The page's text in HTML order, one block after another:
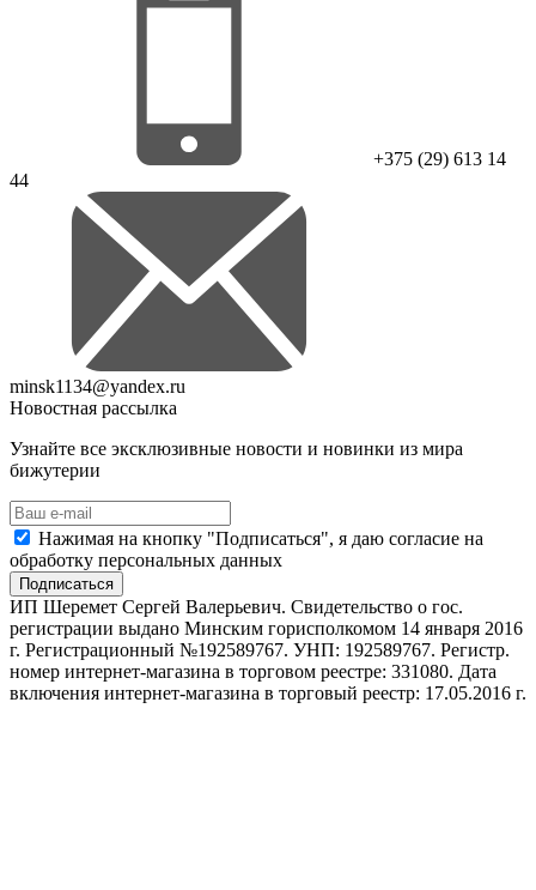
+375 (29) 613 14
44
minsk1134@yandex.ru
Новостная рассылка
Узнайте все эксклюзивные новости и новинки из мира
бижутерии
Нажимая на кнопку "Подписаться", я даю согласие на
обработку персональных данных
Подписаться
ИП Шеремет Сергей Валерьевич. Свидетельство о гос.
регистрации выдано Минским горисполкомом 14 января 2016
г. Регистрационный №192589767. УНП: 192589767. Регистр.
номер интернет-магазина в торговом реестре: 331080. Дата
включения интернет-магазина в торговый реестр: 17.05.2016 г.